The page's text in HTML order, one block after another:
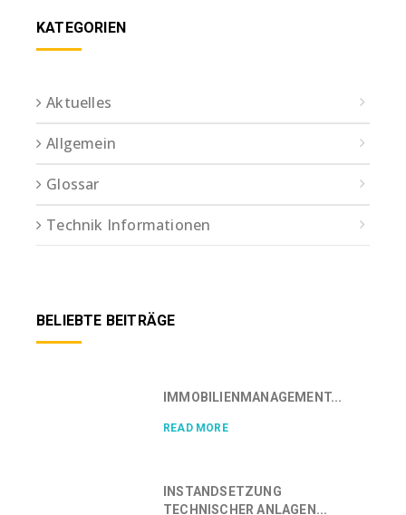
KATEGORIEN
Aktuelles
Allgemein
Glossar
Technik Informationen
BELIEBTE BEITRÄGE
IMMOBILIENMANAGEMENT...
READ MORE
INSTANDSETZUNG
TECHNISCHER ANLAGEN...